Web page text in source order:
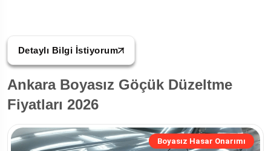
Detaylı Bilgi İstiyorum
Ankara Boyasız Göçük Düzeltme
Fiyatları 2026
Boyasız Hasar Onarımı